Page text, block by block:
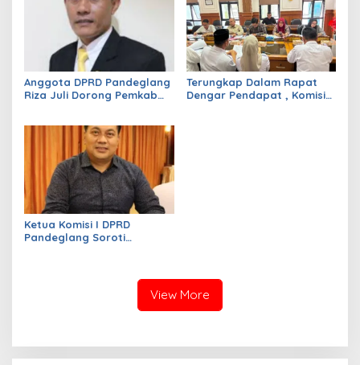
Anggota DPRD Pandeglang
Riza Juli Dorong Pemkab
Bisa Meningkat
Terungkap Dalam Rapat
Dengar Pendapat , Komisi
Ketua Komisi I DPRD
Pandeglang Soroti
View More